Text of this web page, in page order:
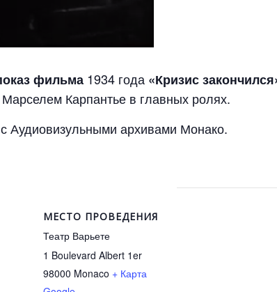
фильма 1934 года «Кризис
Карпантье в главных ролях.
Аудиовизульными архивами Монако.
МЕСТО ПРОВЕДЕНИЯ
Театр Варьете
1 Boulevard Albert 1er
98000 Monaco + Карта